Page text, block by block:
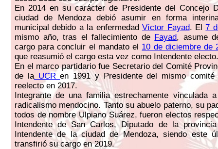
En 2014 en su carácter de Presidente del Concejo
ciudad de Mendoza debió asumir en forma
municipal debido a la enfermedadVíctor Fayad. El7
mismo año, tras el fallecimiento de Fayad, asume
cargo para concluir el mandato el 10 de diciembre de
que reasumió el cargo esta vez como Intendente electo.
En el marco partidario fue Secretario del Comité
de laUCRen 1991 y Presidente del mismo comité
reelecto en 2017.
Integrante de una familia estrechamente vinculada
radicalismo mendocino. Tanto su abuelo paterno, su
todos de nombre Ulpiano Suárez, fueron electos
Intendente de San Carlos, Diputado de la
Intendente de la ciudad de Mendoza, siendo este
transfirió su cargo en 2019.